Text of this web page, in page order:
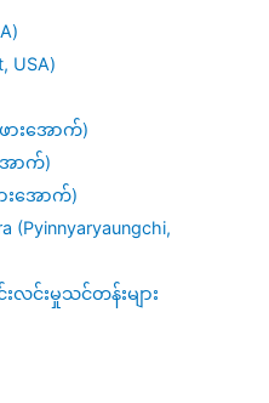
USA)
ားအောက်)
ောက်)
းအောက်)
(Pyinnyaryaungchi,
လင်းမှုသင်တန်းများ